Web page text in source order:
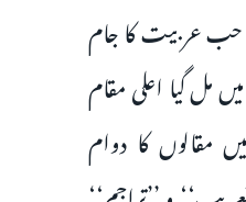
حب عربیت کا جام
مل گیا اعلی مقام
مقالوں کا دوام